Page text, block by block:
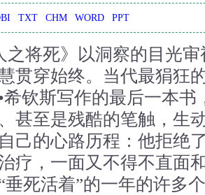
TXT CHM WORD PPT
之将死》以洞察的目光
贯穿始终。当代最狷狂
希钦斯写作的最后一本
甚至是残酷的笔触，生
己的心路历程：他拒绝
疗，一面又不得不直面
垂死活着”的一年的许多